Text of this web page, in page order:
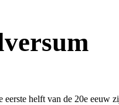
helft van de 20e